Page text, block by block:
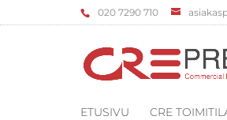
‌020 7290 710
ETUSIVU CRE